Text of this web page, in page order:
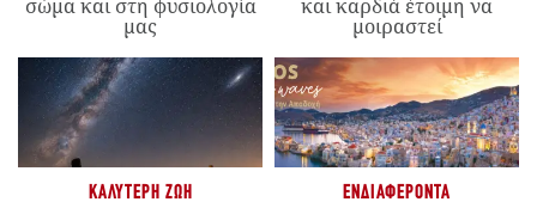
σώμα και στη φυσιολογία
μας
και καρδιά έτοιμη να
μοιραστεί
ΚΑΛΎΤΕΡΗ ΖΩΉ ΕΝΔΙΑΦΈΡΟΝΤΑ